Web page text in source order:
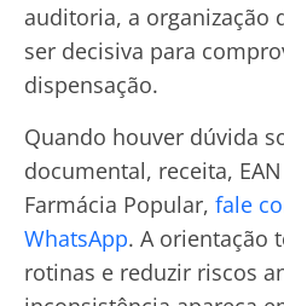
auditoria, a organização
ser decisiva para
dispensação.
Quando houver dúvida
documental, receita,
Farmácia Popular, fale
WhatsApp. A orientação
rotinas e reduzir riscos